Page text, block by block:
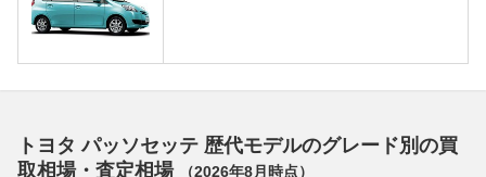
トヨタ パッソセッテ 歴代モデルのグレード別の買
取相場・査定相場
（2026年8月 時点）